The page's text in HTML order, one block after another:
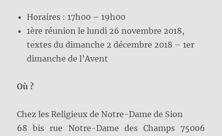
Horaires : 17h00 – 19h00
1ère réunion le lundi 26 novembre 2018,
textes du dimanche 2 décembre 2018 – 1er
dimanche de l’Avent
Où ?
Chez les Religieux de Notre-Dame de Sion
68 bis rue Notre-Dame des Champs 75006